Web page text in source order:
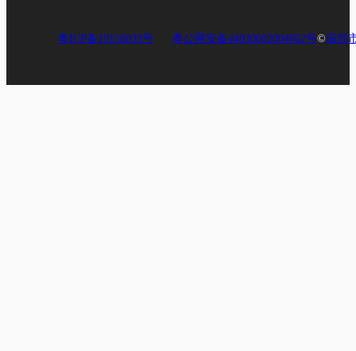
粤ICP备19156039号 粤公网安备44030602004602号©深圳